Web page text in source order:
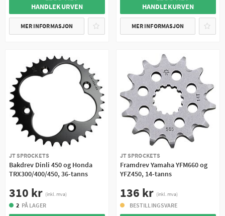
HANDLEKURVEN
MER INFORMASJON
HANDLEKURVEN
MER INFORMASJON
JT SPROCKETS
Bakdrev Dinli 450 og Honda
TRX300/400/450, 36-tanns
310 kr (inkl. mva)
2 PÅ LAGER
JT SPROCKETS
Framdrev Yamaha YFM660 og
YFZ450, 14-tanns
136 kr (inkl. mva)
BESTILLINGSVARE